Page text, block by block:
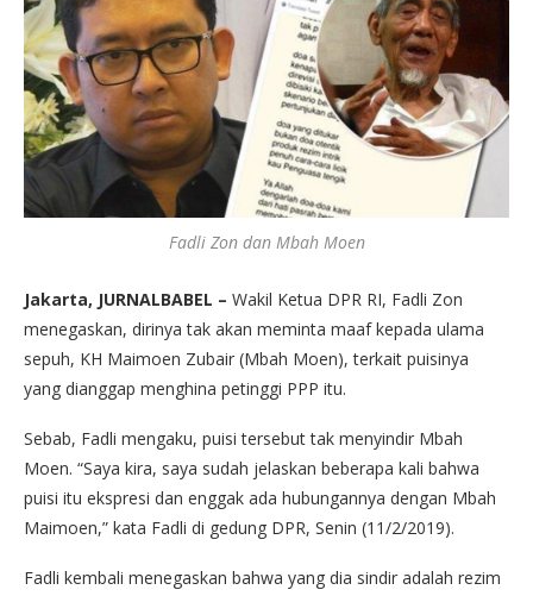
Fadli Zon dan Mbah Moen
Jakarta, JURNALBABEL – Wakil Ketua DPR RI, Fadli Zon
menegaskan, dirinya tak akan meminta maaf kepada ulama
sepuh, KH Maimoen Zubair (Mbah Moen), terkait puisinya
yang dianggap menghina petinggi PPP itu.
Sebab, Fadli mengaku, puisi tersebut tak menyindir Mbah
Moen. “Saya kira, saya sudah jelaskan beberapa kali bahwa
puisi itu ekspresi dan enggak ada hubungannya dengan Mbah
Maimoen,” kata Fadli di gedung DPR, Senin (11/2/2019).
Fadli kembali menegaskan bahwa yang dia sindir adalah rezim